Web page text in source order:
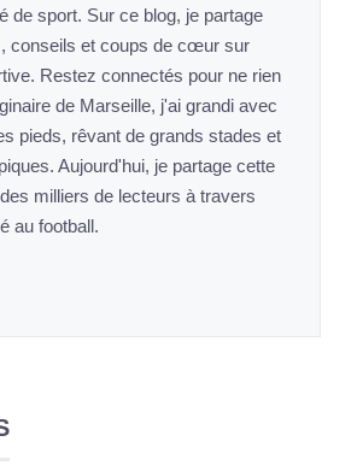
de sport. Sur ce blog, je partage
conseils et coups de cœur sur
Restez connectés pour ne rien
de Marseille, j'ai grandi avec
pieds, rêvant de grands stades et
Aujourd'hui, je partage cette
milliers de lecteurs à travers
au football.